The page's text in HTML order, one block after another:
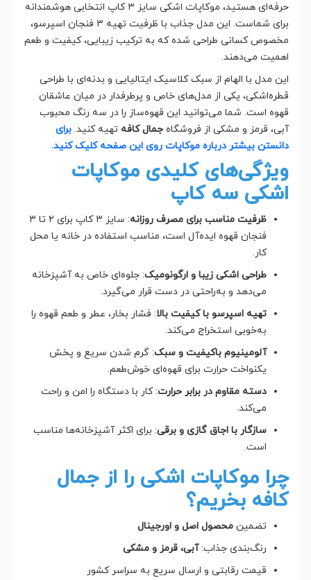
حرفه‌ای هستید، موکاپات اشکی سایز ۳ کاپ انتخابی هوشمندانه
برای شماست. این مدل جذاب با ظرفیت تهیه ۳ فنجان اسپرسو،
مخصوص کسانی طراحی شده که به ترکیب زیبایی، کیفیت و طعم
اهمیت می‌دهند.
این مدل با الهام از سبک کلاسیک ایتالیایی و بدنه‌ای با طراحی
قطره‌اشکی، یکی از مدل‌های خاص و پرطرفدار در میان عاشقان
قهوه است. شما می‌توانید این قهوه‌ساز را در سه رنگ محبوب
آبی، قرمز و مشکی از فروشگاه جمال کافه تهیه کنید. برای
دانستن بیشتر درباره موکاپات روی این صفحه کلیک کنید.
ویژگی‌های کلیدی موکاپات
اشکی سه کاپ
ظرفیت مناسب برای مصرف روزانه
: سایز ۳ کاپ برای ۲ تا ۳
فنجان قهوه ایده‌آل است، مناسب استفاده در خانه یا محل
کار.
طراحی اشکی زیبا و ارگونومیک: جلوه‌ای خاص به آشپزخانه
می‌دهد و به‌راحتی در دست قرار می‌گیرد.
تهیه اسپرسو با کیفیت بالا: فشار بخار، عطر و طعم قهوه را
به‌خوبی استخراج می‌کند.
آلومینیوم باکیفیت و سبک: گرم شدن سریع و پخش
یکنواخت حرارت برای قهوه‌ای خوش‌طعم.
دسته مقاوم در برابر حرارت: کار با دستگاه را امن و راحت
می‌کند.
سازگار با اجاق گازی و برقی: برای اکثر آشپزخانه‌ها مناسب
است.
چرا موکاپات اشکی را از جمال
کافه بخریم؟
تضمین محصول اصل و اورجینال
رنگ‌بندی جذاب:آبی، قرمز و مشکی
قیمت رقابتی و ارسال سریع به سراسر کشور